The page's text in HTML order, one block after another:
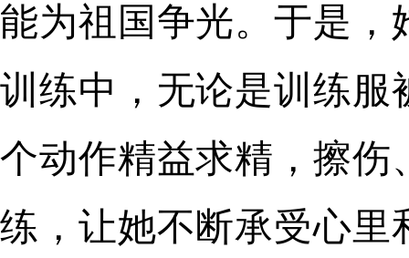
能为祖国争光。于是
训练中，无论是训练服
个动作精益求精，擦伤
练，让她不断承受心里